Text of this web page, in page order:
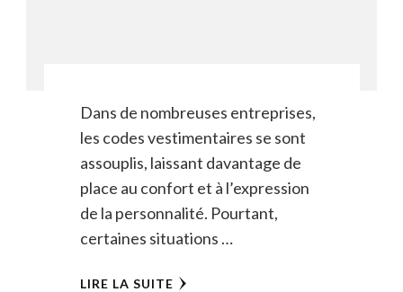
Dans de nombreuses entreprises,
les codes vestimentaires se sont
assouplis, laissant davantage de
place au confort et à l’expression
de la personnalité. Pourtant,
certaines situations …
LIRE LA SUITE